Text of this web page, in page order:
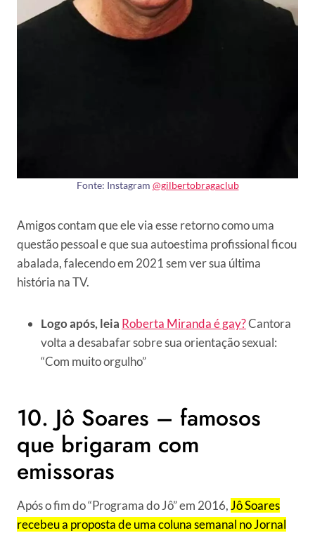
Fonte: Instagram @gilbertobragaclub
Amigos contam que ele via esse retorno como uma
questão pessoal e que sua autoestima profissional ficou
abalada, falecendo em 2021 sem ver sua última
história na TV.
Logo após, leia Roberta Miranda é gay?Cantora
volta a desabafar sobre sua orientação sexual:
“Com muito orgulho”
10. Jô Soares – famosos
que brigaram com
emissoras
Após o fim do “Programa do Jô” em 2016,Jô Soares
recebeu a proposta de uma coluna semanal no Jornal